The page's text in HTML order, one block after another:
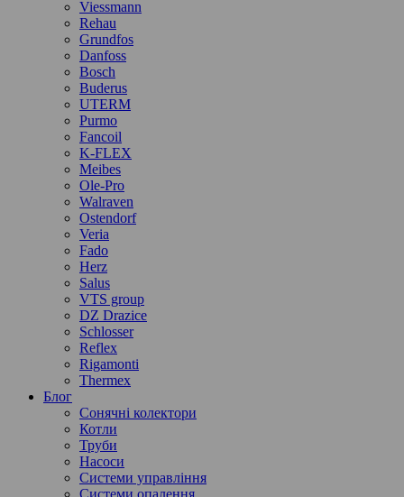
Viessmann
Rehau
Grundfos
Danfoss
Bosch
Buderus
UTERM
Purmo
Fancoil
K-FLEX
Meibes
Ole-Pro
Walraven
Ostendorf
Veria
Fado
Herz
Salus
VTS group
DZ Drazice
Schlosser
Reflex
Rigamonti
Thermex
Блог
Сонячні колектори
Котли
Труби
Насоси
Системи управління
Системи опалення